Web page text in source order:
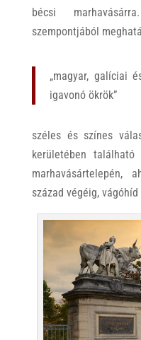
bécsi
szempontjából
„magyar, galíciai
igavonó ökrök”
széles és színes
kerületében
marhavásártelepén,
század végéig,